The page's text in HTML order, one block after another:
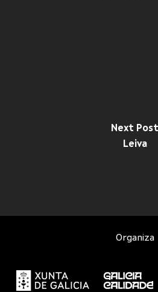
Next Post
Leiva
Organiza